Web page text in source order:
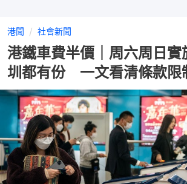
港聞 社會新聞
港鐵車費半價｜周六周日
圳都有份 一文看清條款限